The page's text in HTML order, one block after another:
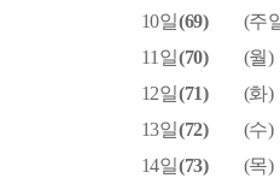
10일​(69) (주
11일​(70) (월)
12일​(71) (화)
13일​(72) (수)
14일​(73) (목)